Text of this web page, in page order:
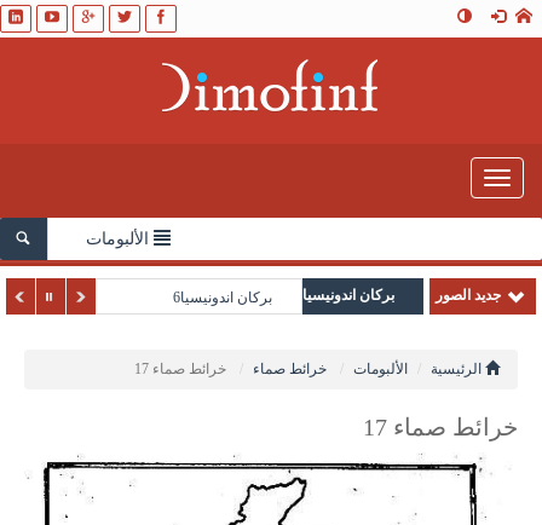
Toggle
navigation
الألبومات
جديد الصور بركان اندونيسيا بركان اندونيسيا6
الرئيسية الألبومات خرائط صماء خرائط صماء 17
خرائط صماء 17